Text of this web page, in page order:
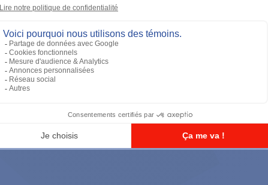
Accessoires général
UHF 3.5dB Gain Through-hole Mount
Antenna, 470-494 MHz